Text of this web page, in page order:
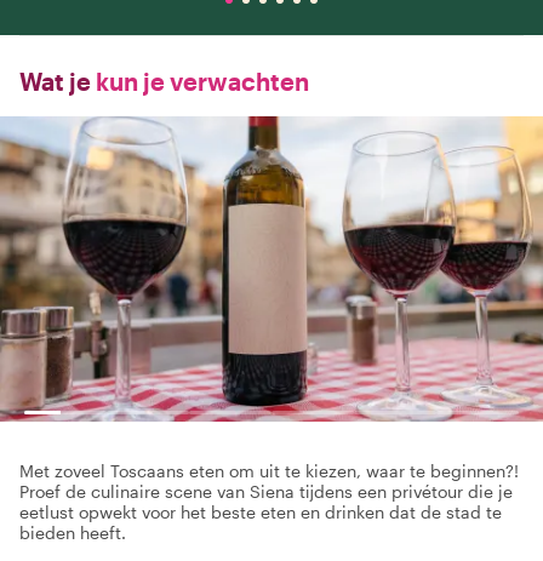
Wat je kun je verwachten
Met zoveel Toscaans eten om uit te kiezen, waar te beginnen?!
Proef de culinaire scene van Siena tijdens een privétour die je
eetlust opwekt voor het beste eten en drinken dat de stad te
bieden heeft.